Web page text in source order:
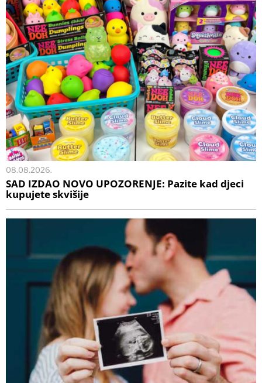
08.08.2026.
SAD IZDAO NOVO UPOZORENJE: Pazite kad djeci
kupujete skvišije